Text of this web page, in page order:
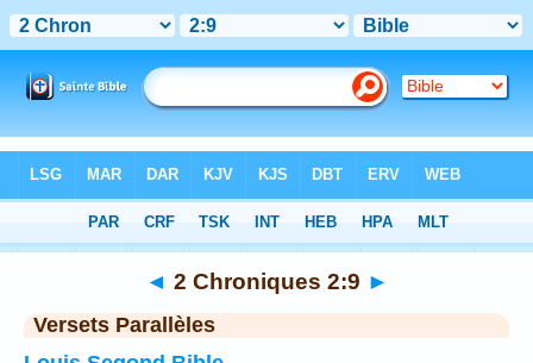
>Chapitre 2 > Verset 9
◄ 2 Chroniques 2:9 ►
Versets Parallèles